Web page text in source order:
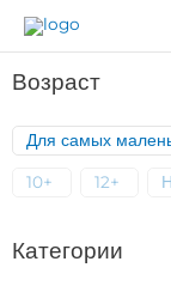
Перейти
содержимому
Возраст
Для самых
10+ 12+
Категории